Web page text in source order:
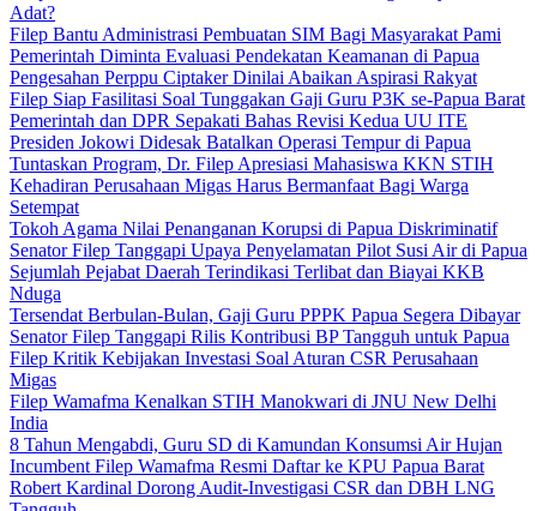
Adat?
Filep Bantu Administrasi Pembuatan SIM Bagi Masyarakat Pami
Pemerintah Diminta Evaluasi Pendekatan Keamanan di Papua
Pengesahan Perppu Ciptaker Dinilai Abaikan Aspirasi Rakyat
Filep Siap Fasilitasi Soal Tunggakan Gaji Guru P3K se-Papua Barat
Pemerintah dan DPR Sepakati Bahas Revisi Kedua UU ITE
Presiden Jokowi Didesak Batalkan Operasi Tempur di Papua
Tuntaskan Program, Dr. Filep Apresiasi Mahasiswa KKN STIH
Kehadiran Perusahaan Migas Harus Bermanfaat Bagi Warga
Setempat
Tokoh Agama Nilai Penanganan Korupsi di Papua Diskriminatif
Senator Filep Tanggapi Upaya Penyelamatan Pilot Susi Air di Papua
Sejumlah Pejabat Daerah Terindikasi Terlibat dan Biayai KKB
Nduga
Tersendat Berbulan-Bulan, Gaji Guru PPPK Papua Segera Dibayar
Senator Filep Tanggapi Rilis Kontribusi BP Tangguh untuk Papua
Filep Kritik Kebijakan Investasi Soal Aturan CSR Perusahaan
Migas
Filep Wamafma Kenalkan STIH Manokwari di JNU New Delhi
India
8 Tahun Mengabdi, Guru SD di Kamundan Konsumsi Air Hujan
Incumbent Filep Wamafma Resmi Daftar ke KPU Papua Barat
Robert Kardinal Dorong Audit-Investigasi CSR dan DBH LNG